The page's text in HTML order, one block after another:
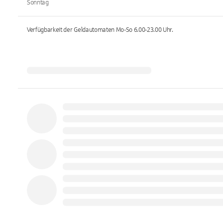
Sonntag
Verfügbarkeit der Geldautomaten Mo-So 6.00-23.00Uhr.